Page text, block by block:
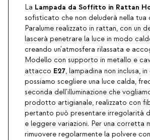
La Lampada da Soffitto in Rattan
sofisticato che non deluderà nella tua
Paralume realizzato in rattan, con un
lascerà penetrare la luce in modo
creando un'atmosfera rilassata e
Modello con supporto in metallo e
attacco E27, lampadina non inclusa,
possiamo scegliere una luce calda,
seconda dell'illuminazione che
prodotto artigianale, realizzato con
pertanto può presentare irregolarità
e leggere variazioni. Per una corretta
rimuovere regolarmente la polvere